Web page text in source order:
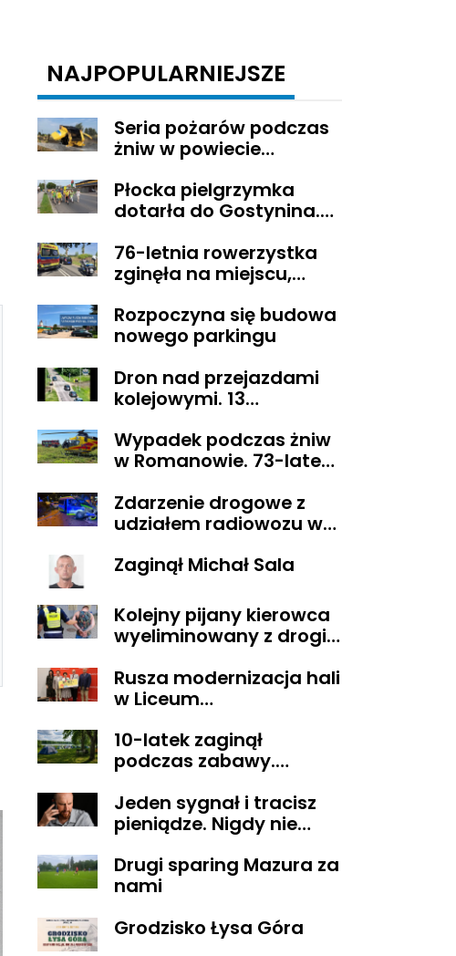
NAJPOPULARNIEJSZE
Seria pożarów podczas
żniw w powiecie
Płocka pielgrzymka
dotarła do Gostynina.
Jasną Górę
76-letnia rowerzystka
zginęła na miejscu,
Brudzenia Dużego
zablokowana
Rozpoczyna się budowa
nowego parkingu
Dron nad przejazdami
kolejowymi. 13
podczas działań
„Bezpieczny przejazd
Wypadek podczas żniw
w Romanowie. 73-latek
Zdarzenie drogowe z
udziałem radiowozu w
Zaginął Michał Sala
Kolejny pijany kierowca
wyeliminowany z drogi.
alkoholu
Rusza modernizacja hali
w Liceum
T. Kościuszki w
Gostyninie
10-latek zaginął
podczas zabawy.
szczęśliwie
Jeden sygnał i tracisz
pieniądze. Nigdy nie
numery
Drugi sparing Mazura za
nami
Grodzisko Łysa Góra